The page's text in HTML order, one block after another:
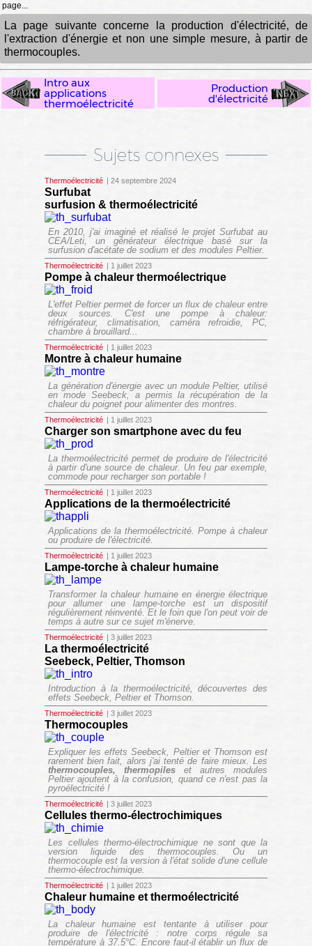
Sujets connexes
Thermoélectricité | 24 septembre 2024
Surfubat
surfusion & thermoélectricité
En 2010, j'ai imaginé et réalisé le projet Surfubat au
CEA/Leti, un générateur électrique basé sur la
surfusion d'acétate de sodium et des modules Peltier.
Thermoélectricité | 1 juillet 2023
Pompe à chaleur thermoélectrique
L'effet Peltier permet de forcer un flux de chaleur entre
deux sources. C'est une pompe à chaleur:
réfrigérateur, climatisation, caméra refroidie, PC,
chambre à brouillard...
Thermoélectricité | 1 juillet 2023
Montre à chaleur humaine
La génération d'énergie avec un module Peltier, utilisé
en mode Seebeck, a permis la récupération de la
chaleur du poignet pour alimenter des montres.
Thermoélectricité | 1 juillet 2023
Charger son smartphone avec du feu
La thermoélectricité permet de produire de l'électricité
à partir d'une source de chaleur. Un feu par exemple,
commode pour recharger son portable !
Thermoélectricité | 1 juillet 2023
Applications de la thermoélectricité
Applications de la thermoélectricité. Pompe à chaleur
ou produire de l'électricité.
Thermoélectricité | 1 juillet 2023
Lampe-torche à chaleur humaine
Transformer la chaleur humaine en énergie électrique
pour allumer une lampe-torche est un dispositif
régulièrement réinventé. Et le foin que l'on peut voir de
temps à autre sur ce sujet m'énerve.
Thermoélectricité | 3 juillet 2023
La thermoélectricité
Seebeck, Peltier, Thomson
Introduction à la thermoélectricité, découvertes des
effets Seebeck, Peltier et Thomson.
Thermoélectricité | 3 juillet 2023
Thermocouples
Expliquer les effets Seebeck, Peltier et Thomson est
rarement bien fait, alors j'ai tenté de faire mieux. Les
thermocouples, thermopiles et autres modules
Peltier ajoutent à la confusion, quand ce n'est pas la
pyroélectricité !
Thermoélectricité | 3 juillet 2023
Cellules thermo-électrochimiques
Les cellules thermo-électrochimique ne sont que la
version liquide des thermocouples. Ou un
thermocouple est la version à l'état solide d'une cellule
thermo-électrochimique.
Thermoélectricité | 1 juillet 2023
Chaleur humaine et thermoélectricité
La chaleur humaine est tentante à utiliser pour
produire de l'électricité : notre corps régule sa
température à 37.5°C. Encore faut-il établir un flux de
page...
La page suivante concerne la production d'électricité, de
l'extraction d'énergie et non une simple mesure, à partir de
thermocouples.
Intro aux
applications
thermoélectricité
Production
d'électricité